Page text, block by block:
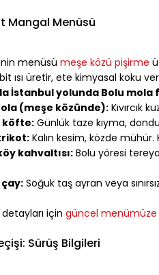
Mangal Menüsü
menüsü meşe közü pişirme
ısı üretir, ete kimyasal koku
İstanbul yolunda Bolu mola
(meşe közünde): Kıvırcık
köfte: Günlük taze kıyma,
Kalın kesim, közde
kahvaltısı: Bolu yöresi
Soğuk taş ayran veya
için güncel menümüze
Sürüş Bilgileri